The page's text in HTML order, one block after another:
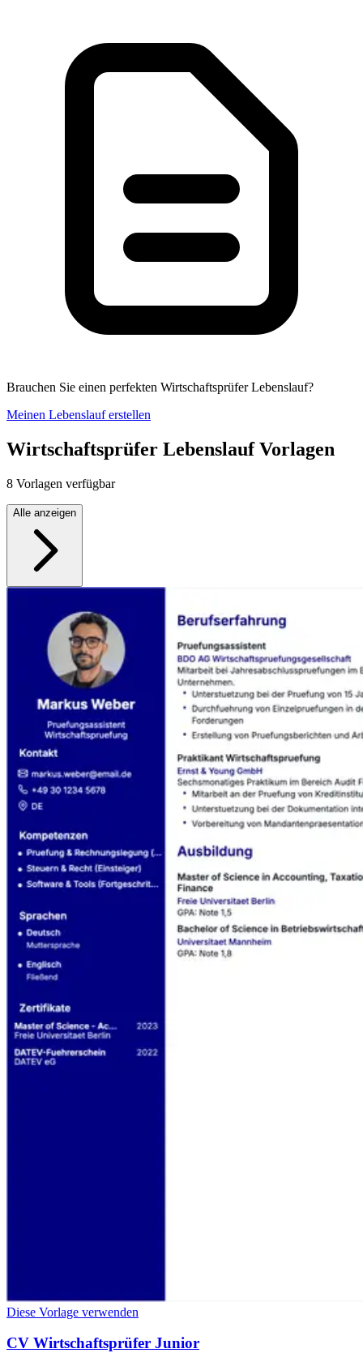
Brauchen Sie einen perfekten Wirtschaftsprüfer Lebenslauf?
Meinen Lebenslauf erstellen
Wirtschaftsprüfer Lebenslauf Vorlagen
8 Vorlagen verfügbar
Alle anzeigen
Diese Vorlage verwenden
CV Wirtschaftsprüfer Junior